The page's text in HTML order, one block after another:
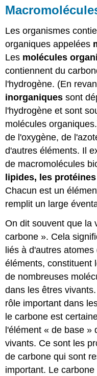
Les organismes
organiques appelées
Les molécules
contiennent du
l'hydrogène. (En
inorganiques sont
l'hydrogène et sont
molécules
de l'oxygène, de
d'autres éléments. Il
de macromolécules
lipides, les protéines
Chacun est un
remplit un large
On dit souvent que la
carbone ». Cela
liés à d'autres
éléments, constituent
de nombreuses
dans les êtres
rôle important dans
le carbone est
l'élément « de base
vivants. Ce sont les
de carbone qui sont
important. Le